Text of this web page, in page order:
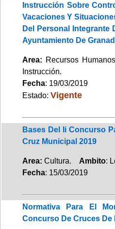
Instrucción Sobre
Vacaciones Y
Del Personal Integrante
Ayuntamiento De
Area: Recursos
Instrucción.
Fecha: 19/03/2019
Estado: Vigente
Bases Del Ii Concurso
Cruz Municipal 2019
Area: Cultura. Ambito:
Fecha: 15/03/2019
Normativa Para El
Concurso De Cruces De